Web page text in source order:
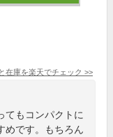
在庫を楽天でチェック >>
てもコンパクトに
めです。もちろん